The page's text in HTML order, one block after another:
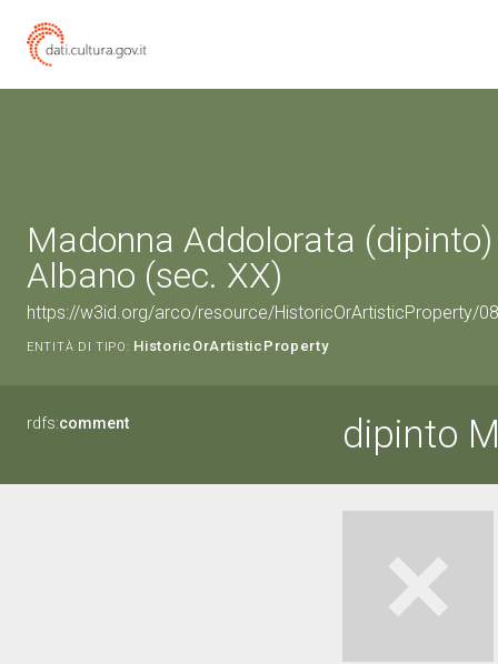
Madonna Addolorata
Albano (sec. XX)
https://w3id.org/arco/resource/HistoricOrArtisticProperty/
ENTITÀ DI TIPO: HistoricOrArtisticProperty
rdfs:comment dipinto